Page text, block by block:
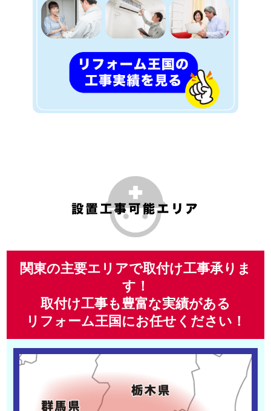
関東の主要エリアで取付け工事承りま
す！
取付け工事も豊富な実績がある
リフォーム王国にお任せください！